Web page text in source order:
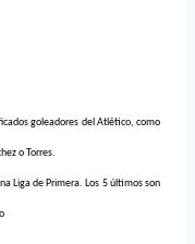
goleadores del Atlético, como
o Torres.
Liga de Primera. Los 5 últimos son